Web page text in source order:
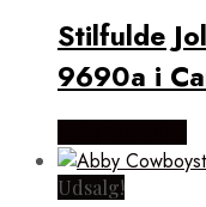
Stilfulde
9690a i
Udsalg!